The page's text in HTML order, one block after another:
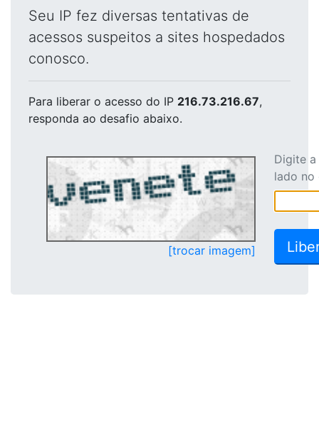
Seu IP fez diversas tentativas de
acessos suspeitos a sites hospedados
conosco.
Para liberar o acesso do IP 216.73.216.67,
responda ao desafio abaixo.
[trocar imagem]
Digite
lado no